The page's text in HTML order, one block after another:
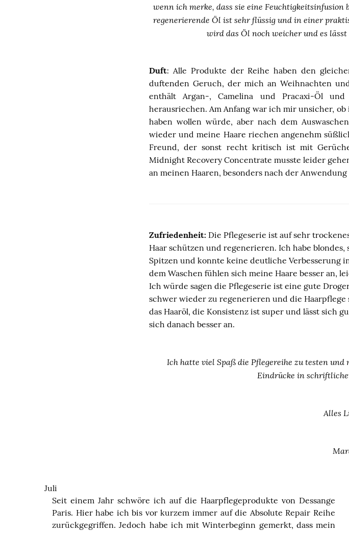
wenn ich merke, dass sie eine
regenerierende Öl ist sehr flüssig und in einer
wird das Öl noch weicher und es
Duft: Alle Produkte der Reihe haben den
duftenden Geruch, der mich an Weihnachten
enthält Argan-, Camelina und Pracaxi-Öl
herausriechen. Am Anfang war ich mir unsicher,
haben wollen würde, aber nach dem
wieder und meine Haare riechen angenehm
Freund, der sonst recht kritisch ist mit
Midnight Recovery Concentrate musste leider
an meinen Haaren, besonders nach der Anwendung
Zufriedenheit: Die Pflegeserie ist auf sehr
Haar schützen und regenerieren. Ich habe
Spitzen und konnte keine deutliche Verbesserung
dem Waschen fühlen sich meine Haare besser an,
Ich würde sagen die Pflegeserie ist eine gute
schwer wieder zu regenerieren und die
das Haaröl, die Konsistenz ist super und lässt sich
sich danach besser an.
Ich hatte viel Spaß die Pflegereihe zu testen und
Eindrücke in
Alles
Juli
Seit einem Jahr schwöre ich auf die Haarpflegeprodukte von Dessange
Paris. Hier habe ich bis vor kurzem immer auf die Absolute Repair Reihe
zurückgegriffen. Jedoch habe ich mit Winterbeginn gemerkt, dass mein